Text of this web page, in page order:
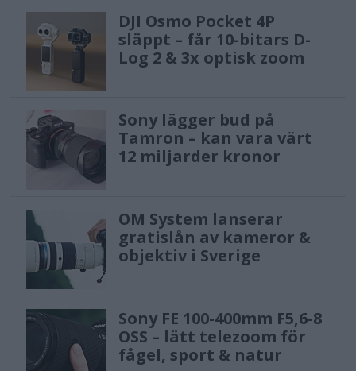
DJI Osmo Pocket 4P
släppt – får 10-bitars D-
Log 2 & 3x optisk zoom
Sony lägger bud på
Tamron – kan vara värt
12 miljarder kronor
OM System lanserar
gratislån av kameror &
objektiv i Sverige
Sony FE 100-400mm F5,6-8
OSS – lätt telezoom för
fågel, sport & natur